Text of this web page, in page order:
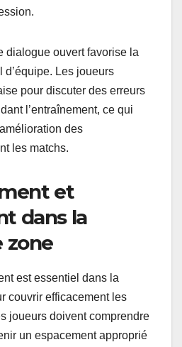
dialogue ouvert favorise la
Les joueurs
pour discuter des erreurs
l’entraînement, ce qui
des
les matchs.
et
dans la
zone
est essentiel dans la
couvrir efficacement les
joueurs doivent comprendre
un espacement approprié